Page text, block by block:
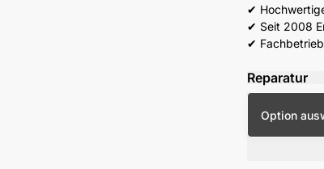
✔
✔ Seit 2008
✔
Reparatur